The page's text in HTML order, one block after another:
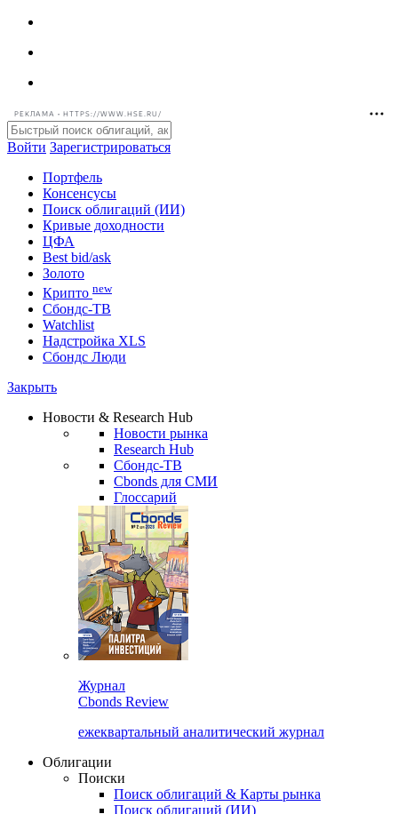
РЕКЛАМА • HTTPS://WWW.HSE.RU/
Войти Зарегистрироваться
Портфель
Консенсусы
Поиск облигаций (ИИ)
Кривые доходности
ЦФА
Best bid/ask
Золото
Крипто new
Watchlist
Сбондс Люди
Новости & Research Hub
Новости рынка
Research Hub
Сбондс-ТВ
Cbonds для СМИ
Глоссарий
Cbonds Review
ежеквартальный аналитический журнал